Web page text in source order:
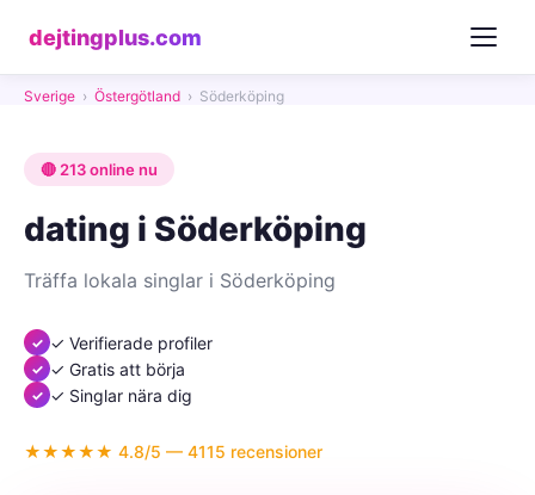
dejtingplus.com
Sverige › Östergötland › Söderköping
🔴 213 online nu
dating i Söderköping
Träffa lokala singlar i Söderköping
✓ Verifierade profiler
✓ Gratis att börja
✓ Singlar nära dig
★★★★★ 4.8/5 — 4115 recensioner